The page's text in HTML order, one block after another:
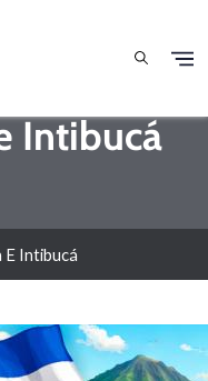
Intibucá
E Intibucá